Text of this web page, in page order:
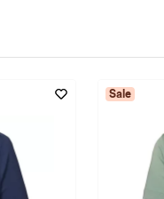
Sale